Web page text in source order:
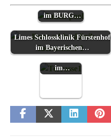
Entspannung
im BURG…
Limes Schlossklinik Fürstenhof
im Bayerischen…
Wellness aus
der Kraft der
Apfelblüte
im…